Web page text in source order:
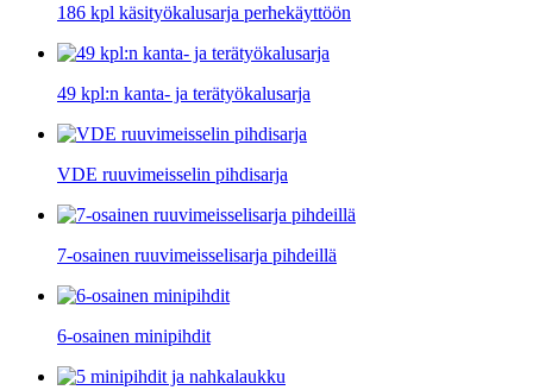
186 kpl käsityökalusarja perhekäyttöön
49 kpl:n kanta- ja terätyökalusarja
VDE ruuvimeisselin pihdisarja
7-osainen ruuvimeisselisarja pihdeillä
6-osainen minipihdit